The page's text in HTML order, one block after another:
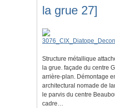
la grue 27]
Structure métallique
la grue. façade du centre
arrière-plan. Démontage
architectural nomade de
le parvis du centre
cadre…